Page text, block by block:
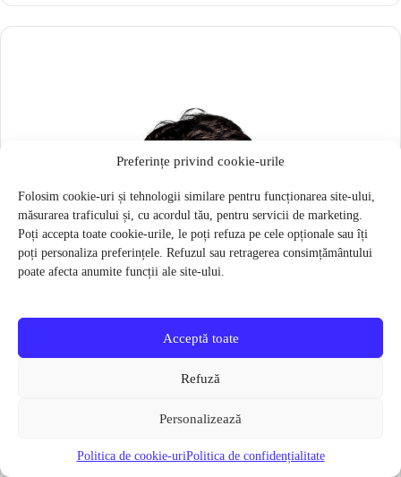
Preferințe privind cookie-urile
Folosim cookie-uri și tehnologii similare pentru funcționarea site-ului,
măsurarea traficului și, cu acordul tău, pentru servicii de marketing.
Poți accepta toate cookie-urile, le poți refuza pe cele opționale sau îți
poți personaliza preferințele. Refuzul sau retragerea consimțământului
poate afecta anumite funcții ale site-ului.
Acceptă toate
Refuză
Personalizează
Politica de cookie-uriPolitica de confidențialitate